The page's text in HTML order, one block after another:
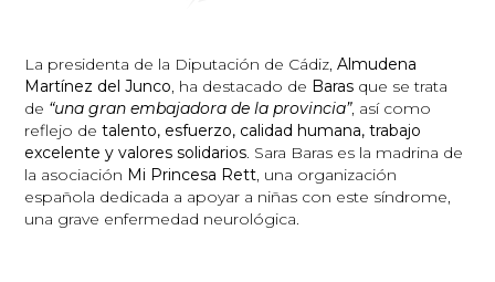
La presidenta de la Diputación de Cádiz, Almudena
Martínez del Junco , ha destacado de Baras que se trata
de “una gran embajadora de la provincia”, así como
reflejo de talento, esfuerzo, calidad humana, trabajo
excelente y valores solidarios . Sara Baras es la madrina de
la asociación Mi Princesa Rett , una organización
española dedicada a apoyar a niñas con este síndrome,
una grave enfermedad neurológica.